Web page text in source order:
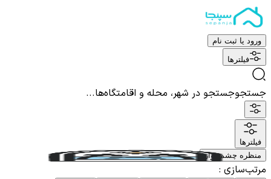
ورود یا ثبت نام
فیلترها
جستجوجستجو در شهر، محله و اقامتگاه‌ها...
فیلترها
منظره چشم نواز
مرتب‌سازی :